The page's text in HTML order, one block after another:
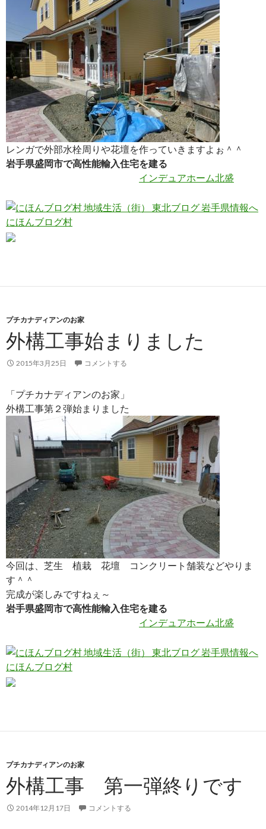
レンガで外部水栓周りや花壇を作っていきますよぉ＾＾
岩手県盛岡市で高性能輸入住宅を建る
インデュアホーム北盛
にほんブログ村
プチカナディアンのお家
外構工事始まりました
2015年3月25日 コメントする
「プチカナディアンのお家」
外構工事第２弾始まりました
今回は、芝生 植栽 花壇 コンクリート舗装などやりま
す＾＾
完成が楽しみですねぇ～
岩手県盛岡市で高性能輸入住宅を建る
インデュアホーム北盛
にほんブログ村
プチカナディアンのお家
外構工事 第一弾終りです
2014年12月17日 コメントする